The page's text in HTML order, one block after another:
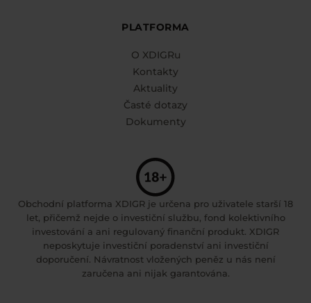
PLATFORMA
O XDIGRu
Kontakty
Aktuality
Časté dotazy
Dokumenty
Obchodní platforma XDIGR je určena pro uživatele starší 18
let, přičemž nejde o investiční službu, fond kolektivního
investování a ani regulovaný finanční produkt. XDIGR
neposkytuje investiční poradenství ani investiční
doporučení. Návratnost vložených peněz u nás není
zaručena ani nijak garantována.